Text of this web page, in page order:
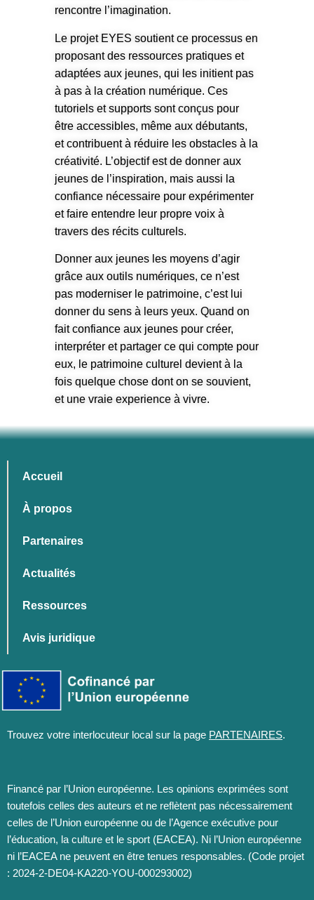
rencontre l’imagination.
Le projet EYES soutient ce processus en
proposant des ressources pratiques et
adaptées aux jeunes, qui les initient pas
à pas à la création numérique. Ces
tutoriels et supports sont conçus pour
être accessibles, même aux débutants,
et contribuent à réduire les obstacles à la
créativité. L’objectif est de donner aux
jeunes de l’inspiration, mais aussi la
confiance nécessaire pour expérimenter
et faire entendre leur propre voix à
travers des récits culturels.
Donner aux jeunes les moyens d’agir
grâce aux outils numériques, ce n’est
pas moderniser le patrimoine, c’est lui
donner du sens à leurs yeux. Quand on
fait confiance aux jeunes pour créer,
interpréter et partager ce qui compte pour
eux, le patrimoine culturel devient à la
fois quelque chose dont on se souvient,
et une vraie experience à vivre.
Accueil
À propos
Partenaires
Actualités
Ressources
Avis juridique
Trouvez votre interlocuteur local sur la page PARTENAIRES.
Financé par l’Union européenne. Les opinions exprimées sont
toutefois celles des auteurs et ne reflètent pas nécessairement
celles de l’Union européenne ou de l’Agence exécutive pour
l’éducation, la culture et le sport (EACEA). Ni l’Union européenne
ni l’EACEA ne peuvent en être tenues responsables. (Code projet
: 2024-2-DE04-KA220-YOU-000293002)